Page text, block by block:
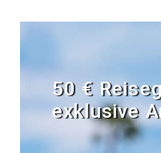
50 €
exklusive